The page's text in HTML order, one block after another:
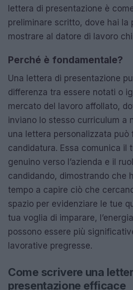
lettera di presentazione è
preliminare scritto, dove hai la
mostrare al datore di lavoro
Perché è fondamentale?
Una lettera di presentazione
differenza tra essere notati o
mercato del lavoro affollato,
inviano lo stesso curriculum a
una lettera personalizzata può
candidatura. Essa comunica il
genuino verso l’azienda e il
candidando, dimostrando che
tempo a capire ciò che
spazio per evidenziare le tue
tua voglia di imparare,
possono essere più
lavorative pregresse.
Come scrivere una
presentazione efficace